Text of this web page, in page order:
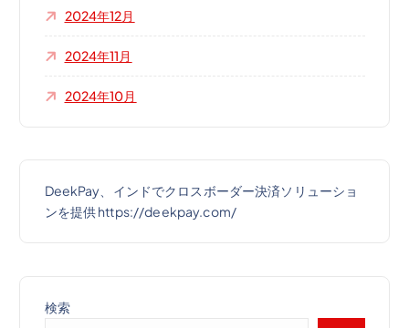
2024年12月
2024年11月
2024年10月
DeekPay、インドでクロスボーダー決済ソリューショ
ンを提供 https://deekpay.com/
検索